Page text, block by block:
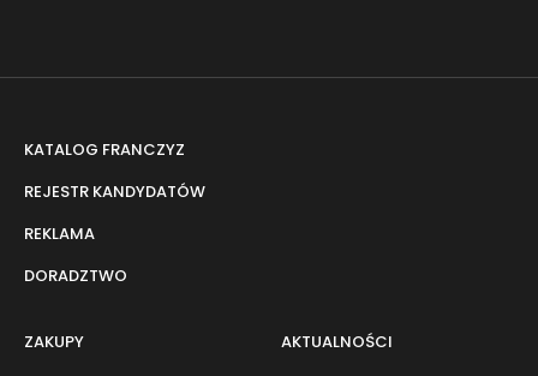
KATALOG FRANCZYZ
REJESTR KANDYDATÓW
REKLAMA
DORADZTWO
ZAKUPY AKTUALNOŚCI